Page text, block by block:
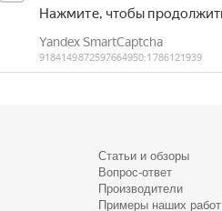
Статьи и обзоры
Вопрос-ответ
Производители
Примеры наших работ